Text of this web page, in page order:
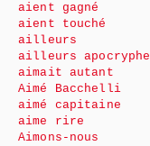
aient gagné
aient touché
ailleurs
ailleurs apocryphe
aimait autant
Aimé Bacchelli
aimé capitaine
aime rire
Aimons-nous